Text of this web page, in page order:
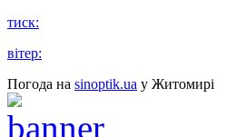
тиск:
вітер:
Погода на sinoptik.ua у Житомирі